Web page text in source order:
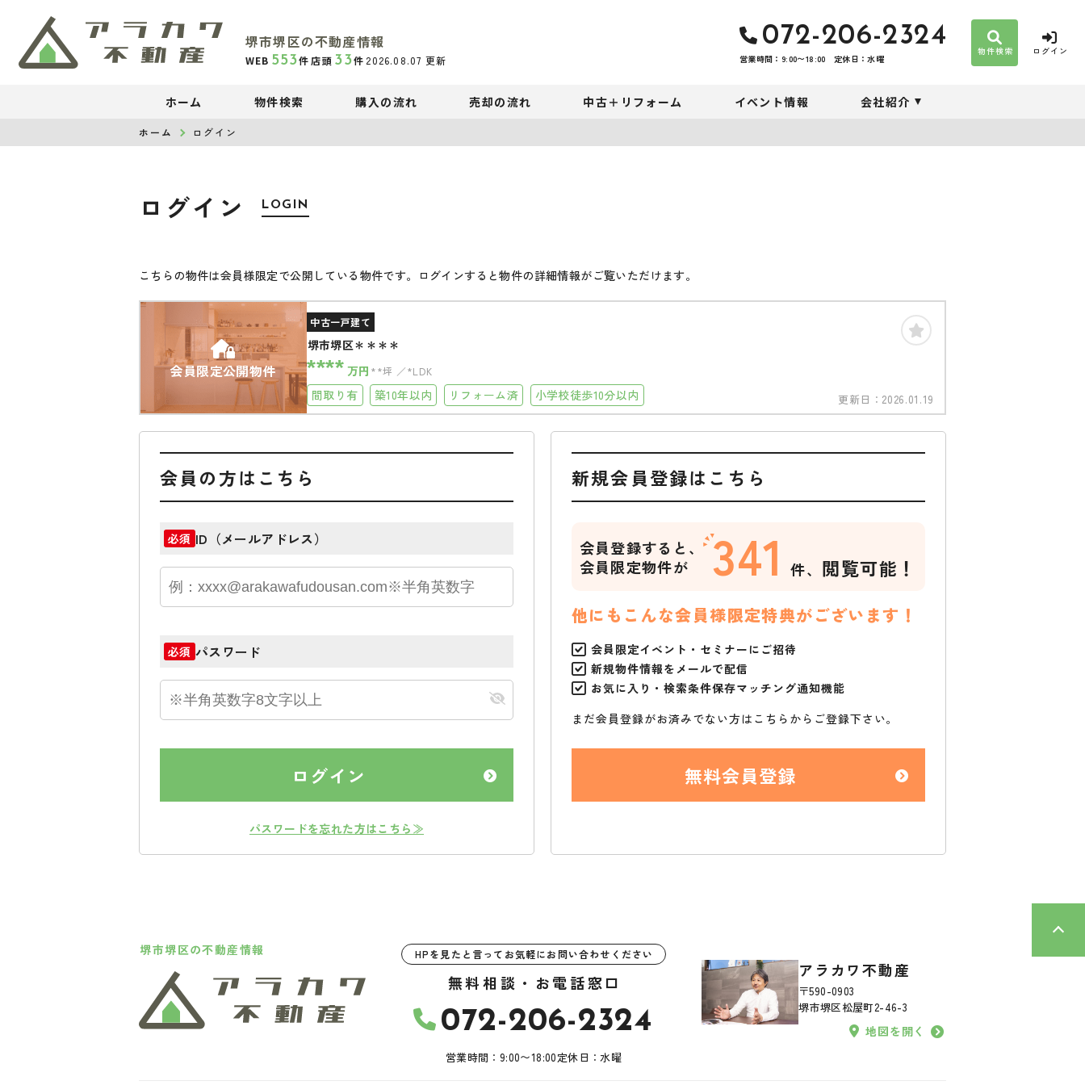
堺市堺区の不動産情報
WEB 553件 店頭 33件 2026.08.07 更新
072-206-2324
営業時間：9:00〜18:00 定休日：水曜
物件検索 ログイン
ホーム 物件検索 購入の流れ 売却の流れ 中古＋リフォーム イベント情報 会社紹介
ホーム ログイン
ログイン LOGIN
こちらの物件は会員様限定で公開している物件です。ログインすると物件の詳細情報がご覧いただけます。
会員限定公開物件
中古一戸建て
堺市堺区＊＊＊＊
**** 万円 **坪 *LDK
間取り有 築10年以内 リフォーム済 小学校徒歩10分以内 更新日： 2026.01.19
会員の方はこちら
必須 ID（メールアドレス）
必須 パスワード
ログイン
パスワードを忘れた方はこちら≫
新規会員登録はこちら
会員登録すると、
会員限定物件が
341 件、 閲覧可能！
他にもこんな会員様限定特典がございます！
会員限定イベント・セミナーにご招待
新規物件情報をメールで配信
お気に入り・検索条件保存マッチング通知機能
まだ会員登録がお済みでない方はこちらからご登録下さい。
無料会員登録
堺市堺区の不動産情報 HPを見たと言ってお気軽にお問い合わせください
無料相談・お電話窓口
072-206-2324
営業時間：9:00〜18:00定休日：水曜
アラカワ不動産
〒590-0903
堺市堺区松屋町2-46-3
地図を開く